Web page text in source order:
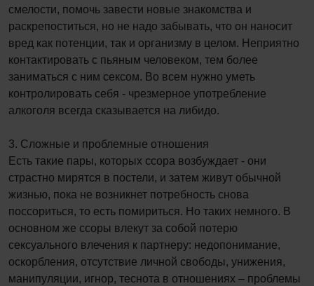
смелости, помочь завести новые знакомства и
раскрепоститься, но не надо забывать, что он наносит
вред как потенции, так и организму в целом. Неприятно
контактировать с пьяным человеком, тем более
заниматься с ним сексом. Во всем нужно уметь
контролировать себя - чрезмерное употребление
алкоголя всегда сказывается на либидо.
3. Сложные и проблемные отношения
Есть такие пары, которых ссора возбуждает - они
страстно мирятся в постели, и затем живут обычной
жизнью, пока не возникнет потребность снова
поссориться, то есть помириться. Но таких немного. В
основном же ссоры влекут за собой потерю
сексуального влечения к партнеру: недопонимание,
оскорбления, отсутствие личной свободы, унижения,
манипуляции, игнор, теснота в отношениях – проблемы